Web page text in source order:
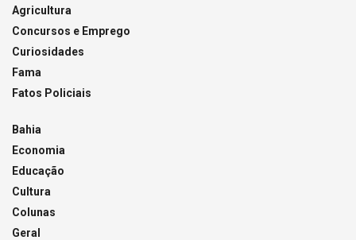
Agricultura
Concursos e Emprego
Curiosidades
Fama
Fatos Policiais
Bahia
Economia
Educação
Cultura
Colunas
Geral